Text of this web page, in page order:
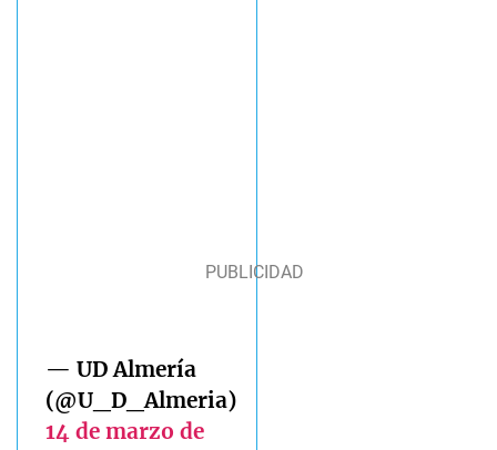
— UD Almería
(@U_D_Almeria)
14 de marzo de